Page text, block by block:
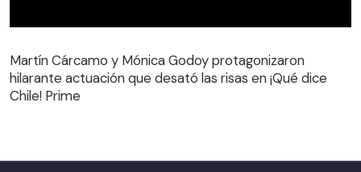
hilarante actuación que desató las risas en ¡Qué dice
Chile! Prime
Martín Cárcamo y Mónica Godoy protagonizaron
hilarante actuación que desató las risas en ¡Qué dice
Chile! Prime